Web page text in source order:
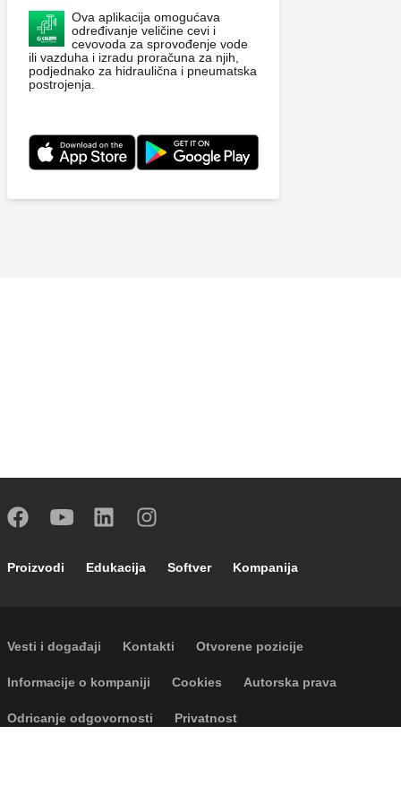
Ova aplikacija omogućava
određivanje veličine cevi i
cevovoda za sprovođenje vode
ili vazduha i izradu proračuna za njih,
podjednako za hidraulična i pneumatska
postrojenja.
Footer main navigation
Proizvodi Edukacija Softver Kompanija
Footer secondary navigation
Vesti i događaji Kontakti Otvorene pozicije
Footer menu
Informacije o kompaniji Cookies Autorska prava
Odricanje odgovornosti Privatnost